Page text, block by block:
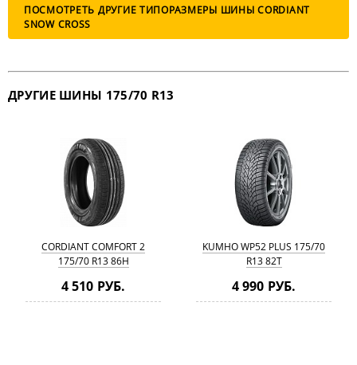
ПОСМОТРЕТЬ ДРУГИЕ ТИПОРАЗМЕРЫ ШИНЫ CORDIANT
SNOW CROSS
ДРУГИЕ ШИНЫ 175/70 R13
CORDIANT COMFORT 2
175/70 R13 86H
4 510 РУБ.
KUMHO WP52 PLUS 175/70
R13 82T
4 990 РУБ.